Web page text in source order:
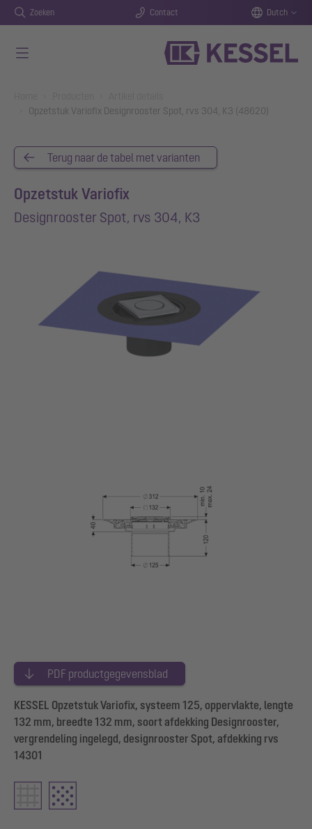
Zoeken Contact Dutch
Opzetstuk Variofix Designrooster Spot, rvs 304, K3 (48620)
Terug naar de tabel met varianten
Opzetstuk Variofix
Designrooster Spot, rvs 304, K3
PDF productgegevensblad
KESSEL Opzetstuk Variofix, systeem 125, oppervlakte, lengte
132 mm, breedte 132 mm, soort afdekking Designrooster,
vergrendeling ingelegd, designrooster Spot, afdekking rvs
14301